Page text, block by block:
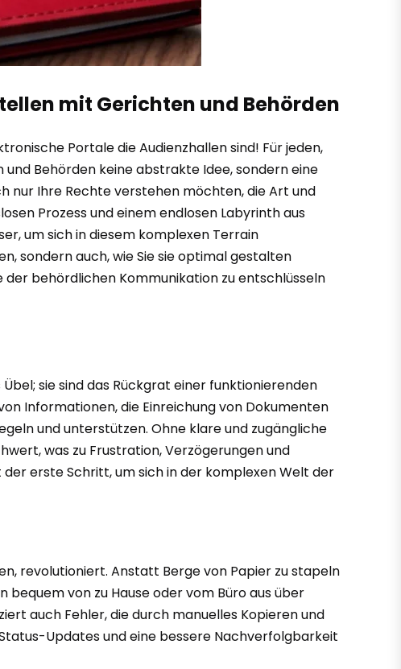
mit Gerichten und Behörden
Portale die Audienzhallen sind! Für jeden,
Behörden keine abstrakte Idee, sondern eine
nur Ihre Rechte verstehen möchten, die Art und
Prozess und einem endlosen Labyrinth aus
um sich in diesem komplexen Terrain
sondern auch, wie Sie sie optimal gestalten
der behördlichen Kommunikation zu entschlüsseln
sie sind das Rückgrat einer funktionierenden
Informationen, die Einreichung von Dokumenten
und unterstützen. Ohne klare und zugängliche
was zu Frustration, Verzögerungen und
erste Schritt, um sich in der komplexen Welt der
revolutioniert. Anstatt Berge von Papier zu stapeln
von zu Hause oder vom Büro aus über
auch Fehler, die durch manuelles Kopieren und
Updates und eine bessere Nachverfolgbarkeit